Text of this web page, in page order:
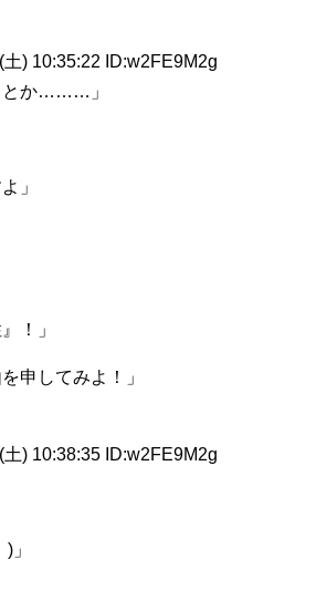
) 10:35:22 ID:w2FE9M2g
とか………」
」
！」
申してみよ！」
) 10:38:35 ID:w2FE9M2g
」